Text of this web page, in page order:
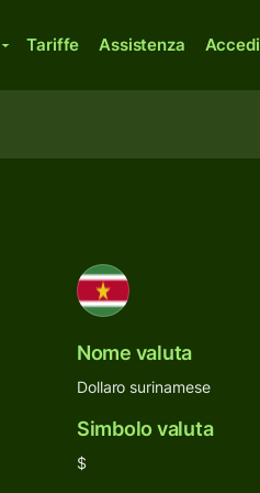
Tariffe Assistenza Accedi
Nome valuta
Dollaro surinamese
Simbolo valuta
$